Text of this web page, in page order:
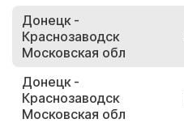
Донецк -
Краснозаводск
Московская обл
Донецк -
Краснозаводск
Московская обл